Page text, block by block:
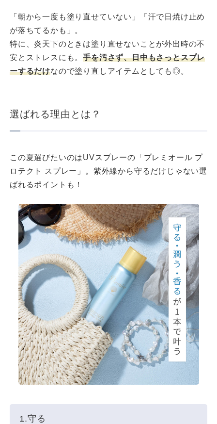
「朝から一度も塗り直せていない」「汗で日焼け止め
が落ちてるかも」。
特に、炎天下のときは塗り直せないことが外出時の不
安とストレスにも。手を汚さず、日中もさっとスプレ
ーするだけなので塗り直しアイテムとしても◎。
選ばれる理由とは？
この夏選びたいのはUVスプレーの「プレミオール プ
ロテクト スプレー」。紫外線から守るだけじゃない選
ばれるポイントも！
1.守る